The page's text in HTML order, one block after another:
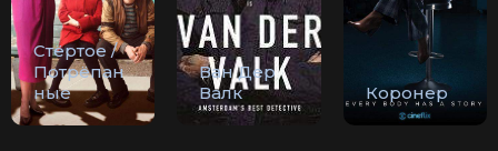
Стёртое /
Потрёпан
ные
Ван Дер
Валк
Коронер